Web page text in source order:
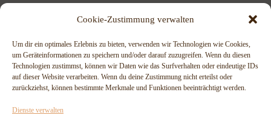
Cookie-Zustimmung verwalten
Um dir ein optimales Erlebnis zu bieten, verwenden wir Technologien wie Cookies,
um Geräteinformationen zu speichern und/oder darauf zuzugreifen. Wenn du diesen
Technologien zustimmst, können wir Daten wie das Surfverhalten oder eindeutige IDs
auf dieser Website verarbeiten. Wenn du deine Zustimmung nicht erteilst oder
zurückziehst, können bestimmte Merkmale und Funktionen beeinträchtigt werden.
Dienste verwalten